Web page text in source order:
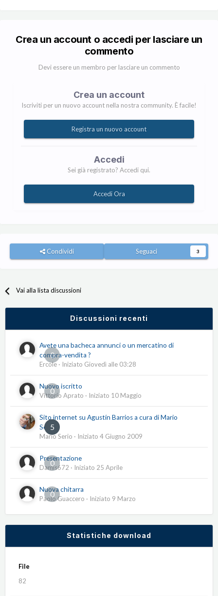
Crea un account o accedi per lasciare un
commento
Devi essere un membro per lasciare un commento
Crea un account
Iscriviti per un nuovo account nella nostra community. È facile!
Registra un nuovo account
Accedi
Sei già registrato? Accedi qui.
Accedi Ora
Condividi Seguaci 3
Vai alla lista discussioni
Discussioni recenti
0
Avete una bacheca annunci o un mercatino di
compra-vendita ?
Ercole · Iniziato Giovedì alle 03:28
0
Nuovo iscritto
Vittorio Aprato · Iniziato 10 Maggio
5
Sito internet su Agustín Barrios a cura di Mario
Serio
Mario Serio · Iniziato 4 Giugno 2009
0
Presentazione
Damis672 · Iniziato 25 Aprile
0
Nuova chitarra
Paolo Guaccero · Iniziato 9 Marzo
Statistiche download
File
82